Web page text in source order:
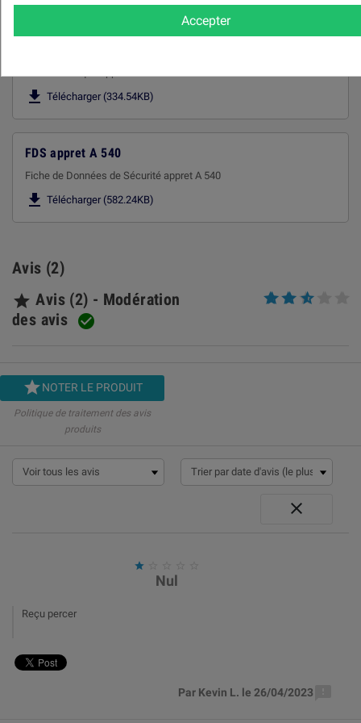
Pièces jointes
 Télécharger (334.54KB)
FDS appret A 540
Fiche de Données de Sécurité appret A 540
 Télécharger (582.24KB)
Avis (2)
 Avis (2) - Modération
des avis 
NOTER LE PRODUIT
Politique de traitement des avis
produits


Nul
Reçu percer
Par Kevin L. le 26/04/2023
Accepter